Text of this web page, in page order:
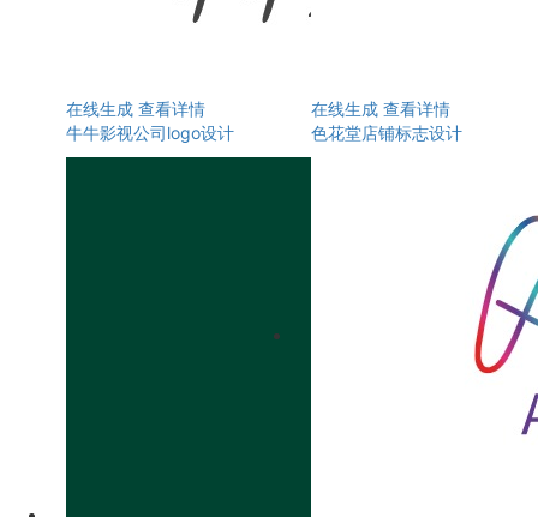
在线生成 查看详情
牛牛影视公司logo设计
在线生成 查看详情
色花堂店铺标志设计